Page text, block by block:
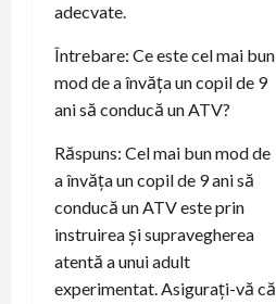
adecvate.
Întrebare: Ce este cel mai bun
mod de a învăța un copil de 9
ani să conducă un ATV?
Răspuns: Cel mai bun mod de
a învăța un copil de 9 ani să
conducă un ATV este prin
instruirea și supravegherea
atentă a unui adult
experimentat. Asigurați-vă că